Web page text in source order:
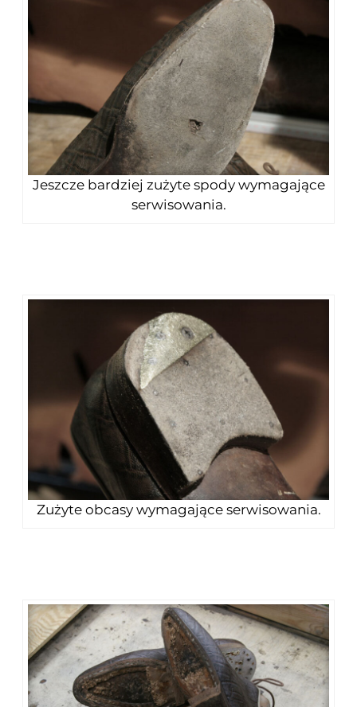
Jeszcze bardziej zużyte spody wymagające
serwisowania.
Zużyte obcasy wymagające serwisowania.